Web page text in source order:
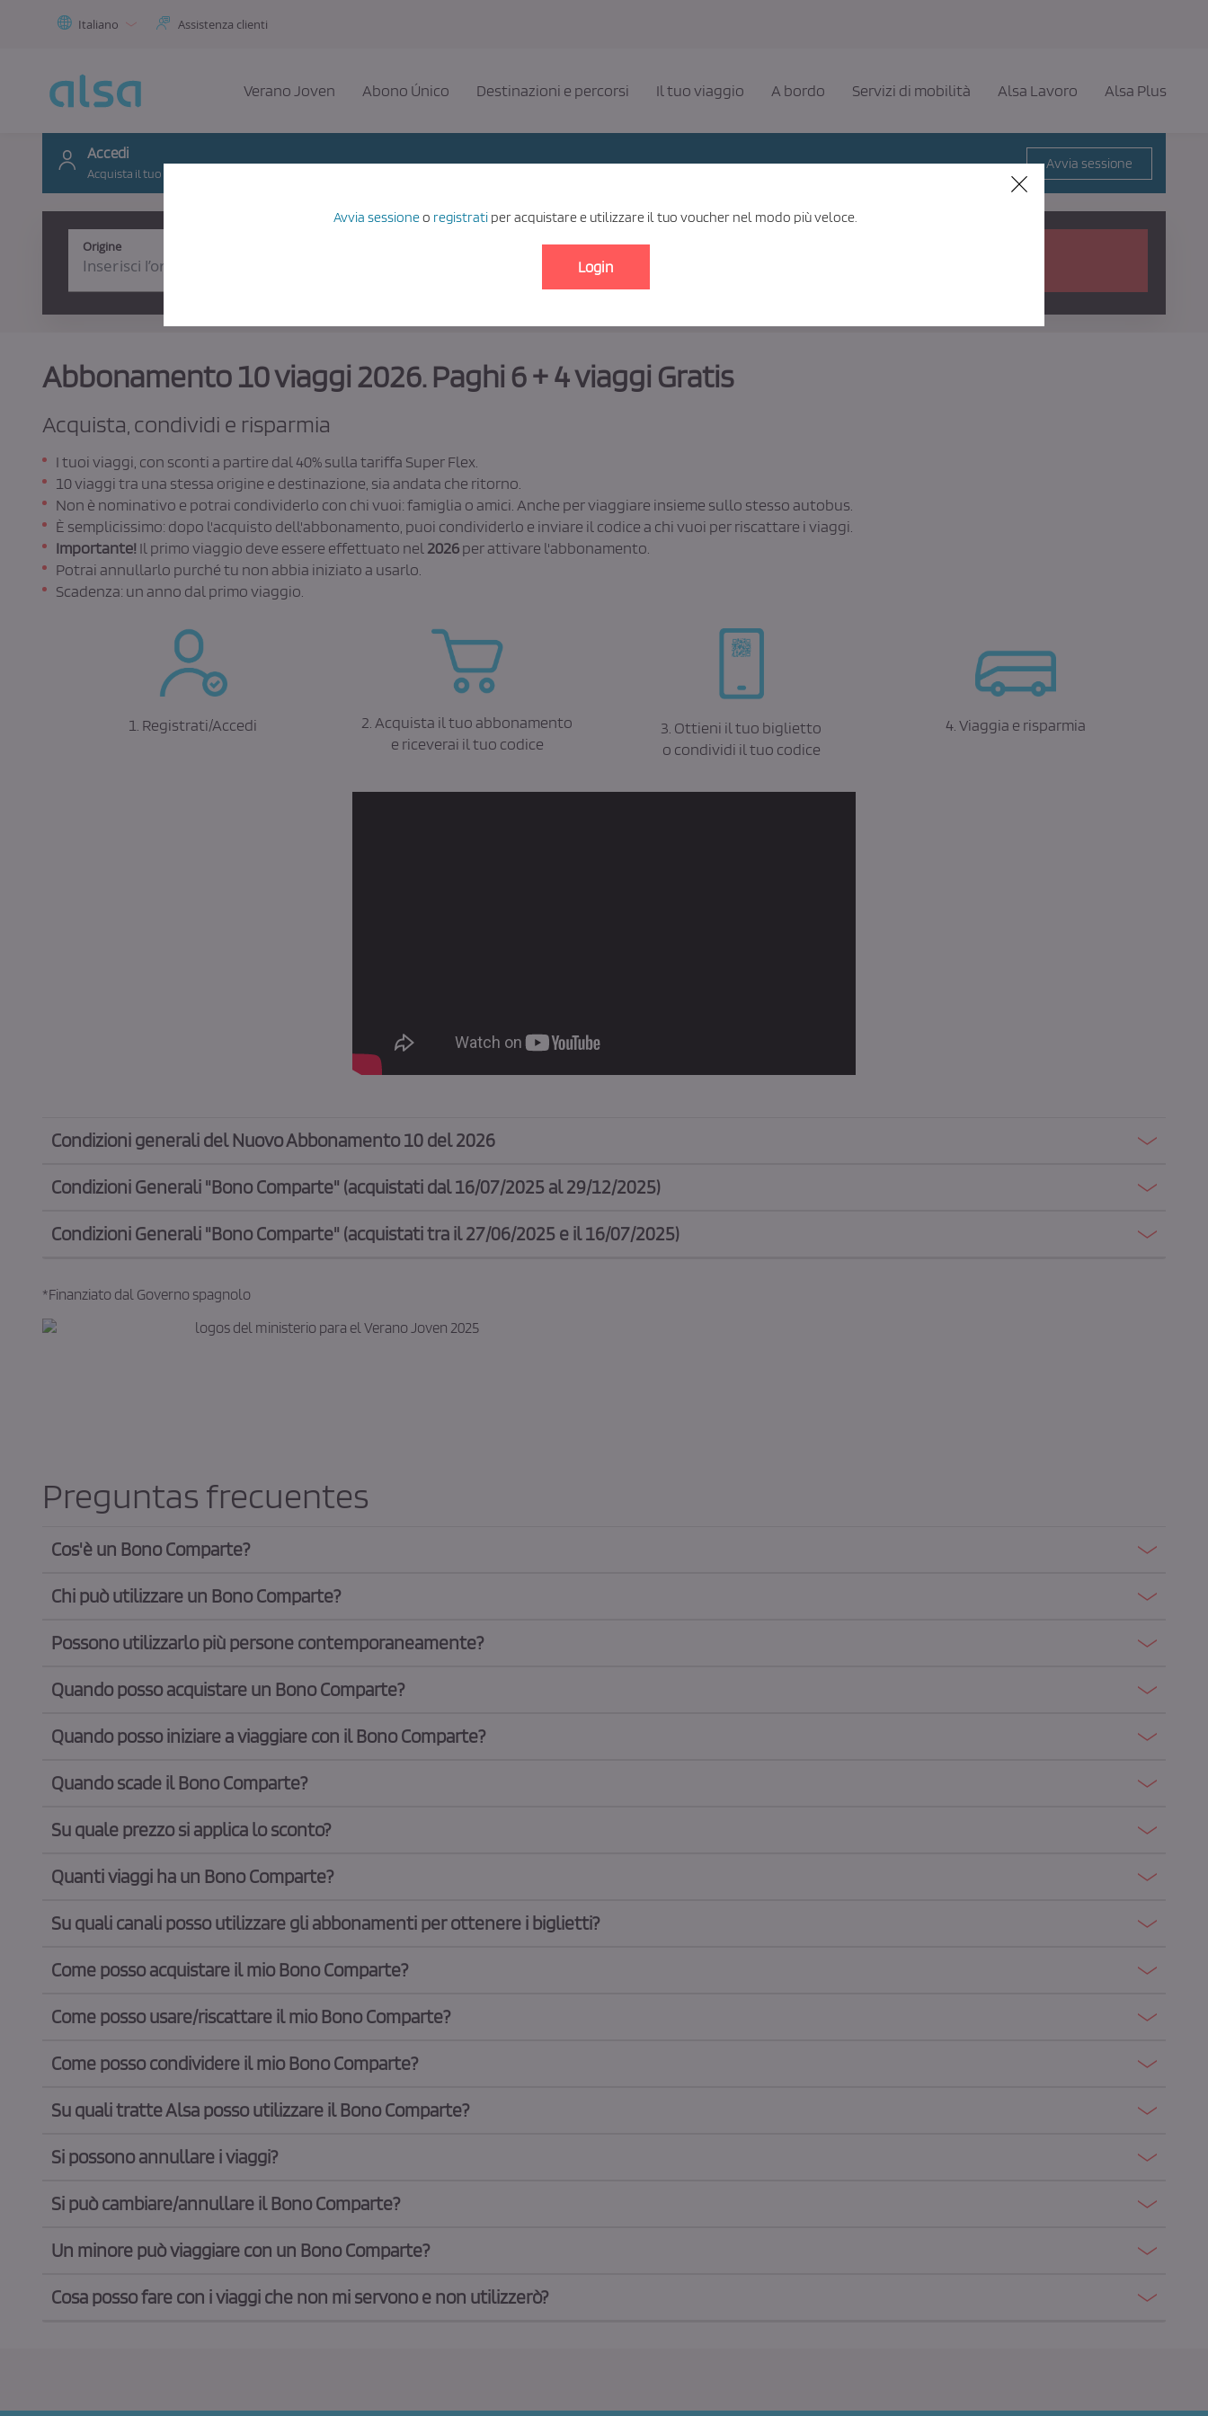
Skip to Main Content
Italiano Assistenza clienti
Verano Joven Abono Único Destinazioni e percorsi Il tuo viaggio A bordo Servizi di mobilità Alsa Lavoro Alsa Plus
Accedi
Acquista il tuo voucher e approfitta degli sconti!
Avvia sessione
Avvia sessioneo registrati per acquistare e utilizzare il tuo voucher nel modo più veloce.
Login
Origine
Abbonamento 10 viaggi 2026. Paghi 6 + 4 viaggi Gratis
Acquista, condividi e risparmia
I tuoi viaggi, con sconti a partire dal 40% sulla tariffa Super Flex.
10 viaggi tra una stessa origine e destinazione, sia andata che ritorno.
Non è nominativo e potrai condividerlo con chi vuoi: famiglia o amici. Anche per viaggiare insieme sullo stesso autobus.
È semplicissimo: dopo l'acquisto dell'abbonamento, puoi condividerlo e inviare il codice a chi vuoi per riscattare i viaggi.
Importante! Il primo viaggio deve essere effettuato nel 2026per attivare l'abbonamento.
Potrai annullarlo purché tu non abbia iniziato a usarlo.
Scadenza: un anno dal primo viaggio.
1. Registrati/Accedi
2. Acquista il tuo abbonamento
e riceverai il tuo codice
3. Ottieni il tuo biglietto
o condividi il tuo codice
4. Viaggia e risparmia
Condizioni generali del Nuovo Abbonamento 10 del 2026
Condizioni Generali "Bono Comparte" (acquistati dal 16/07/2025 al 29/12/2025)
Condizioni Generali "Bono Comparte" (acquistati tra il 27/06/2025 e il 16/07/2025)
*Finanziato dal Governo spagnolo
Preguntas frecuentes
Cos'è un Bono Comparte?
Chi può utilizzare un Bono Comparte?
Possono utilizzarlo più persone contemporaneamente?
Quando posso acquistare un Bono Comparte?
Quando posso iniziare a viaggiare con il Bono Comparte?
Quando scade il Bono Comparte?
Su quale prezzo si applica lo sconto?
Quanti viaggi ha un Bono Comparte?
Su quali canali posso utilizzare gli abbonamenti per ottenere i biglietti?
Come posso acquistare il mio Bono Comparte?
Come posso usare/riscattare il mio Bono Comparte?
Come posso condividere il mio Bono Comparte?
Su quali tratte Alsa posso utilizzare il Bono Comparte?
Si possono annullare i viaggi?
Si può cambiare/annullare il Bono Comparte?
Un minore può viaggiare con un Bono Comparte?
Cosa posso fare con i viaggi che non mi servono e non utilizzerò?